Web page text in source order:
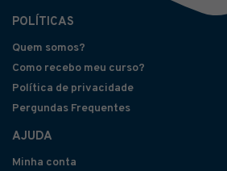
POLÍTICAS
Quem somos?
Como recebo meu curso?
Política de privacidade
Pergundas Frequentes
AJUDA
Minha conta